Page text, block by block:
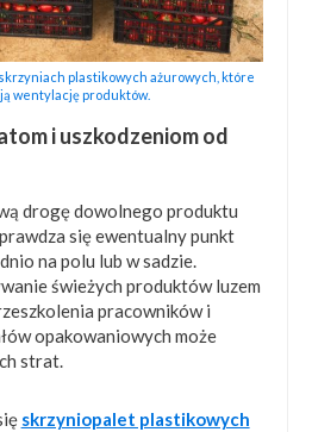
plastikowych ażurowych, które
wentylację produktów.
i uszkodzeniom od
drogę dowolnego produktu
się ewentualny punkt
na polu lub w sadzie.
świeżych produktów luzem
pracowników i
opakowaniowych może
strat.
skrzyniopalet plastikowych